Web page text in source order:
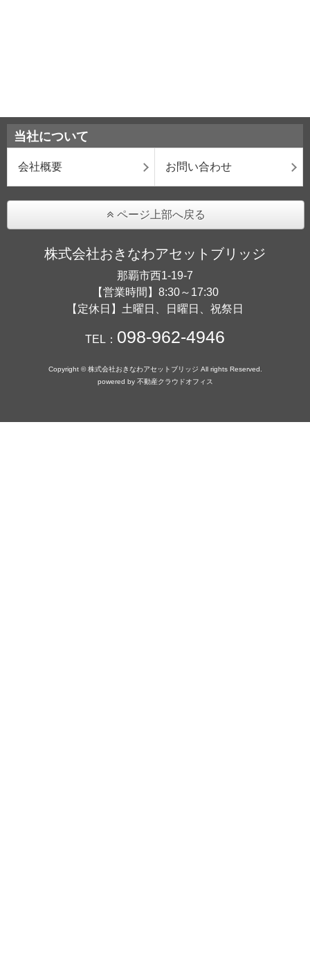
当社について
会社概要 お問い合わせ
ページ上部へ戻る
株式会社おきなわアセットブリッジ
那覇市西1-19-7
【営業時間】8:30～17:30
【定休日】土曜日、日曜日、祝祭日
TEL： 098-962-4946
Copyright © 株式会社おきなわアセットブリッジ All rights Reserved.
powered by 不動産クラウドオフィス